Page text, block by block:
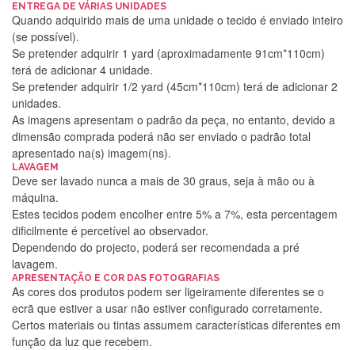
ENTREGA DE VÁRIAS UNIDADES
Quando adquirido mais de uma unidade o tecido é enviado inteiro
(se possível).
Se pretender adquirir 1 yard (aproximadamente 91cm*110cm)
terá de adicionar 4 unidade.
Se pretender adquirir 1/2 yard (45cm*110cm) terá de adicionar 2
unidades.
As imagens apresentam o padrão da peça, no entanto, devido a
dimensão comprada poderá não ser enviado o padrão total
apresentado na(s) imagem(ns).
LAVAGEM
Deve ser lavado nunca a mais de 30 graus, seja à mão ou à
máquina.
Estes tecidos podem encolher entre 5% a 7%, esta percentagem
dificilmente é percetível ao observador.
Dependendo do projecto, poderá ser recomendada a pré
lavagem.
APRESENTAÇÃO E COR DAS FOTOGRAFIAS
As cores dos produtos podem ser ligeiramente diferentes se o
ecrã que estiver a usar não estiver configurado corretamente.
Certos materiais ou tintas assumem características diferentes em
função da luz que recebem.
Silvia Lopes
Encomenda direitinha. Rapidez e segurança. Volto a
encomendar.